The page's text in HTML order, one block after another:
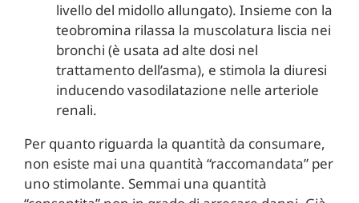
livello del midollo allungato). Insieme con la
teobromina rilassa la muscolatura liscia nei
bronchi (è usata ad alte dosi nel
trattamento dell’asma), e stimola la diuresi
inducendo vasodilatazione nelle arteriole
renali.
Per quanto riguarda la quantità da consumare,
non esiste mai una quantità “raccomandata” per
uno stimolante. Semmai una quantità